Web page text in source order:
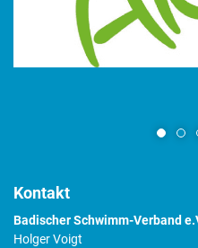
Kontakt
Badischer Schwimm-Verband
Holger Voigt